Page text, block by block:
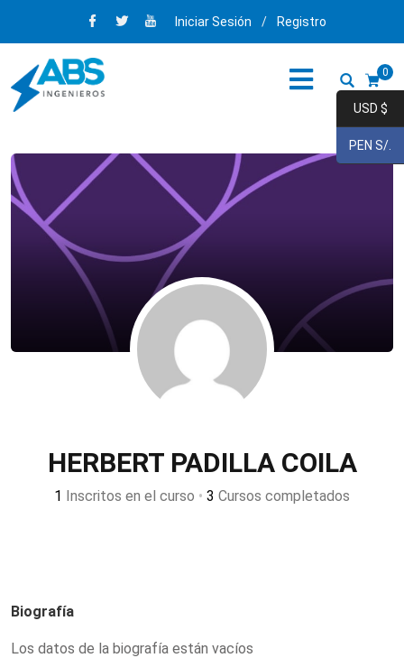
Iniciar Sesión / Registro
0
HERBERT PADILLA COILA
1 Inscritos en el curso • 3 Cursos completados
Biografía
Los datos de la biografía están vacíos
USD $
PEN S/.